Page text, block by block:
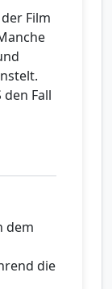
Film
den Fall
dem
die